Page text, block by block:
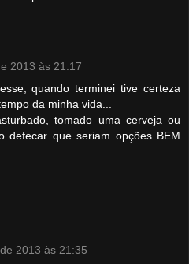
2013 às 21:17
quando terminei tive certeza
da minha vida...
tomado uma cerveja ou
defecar que seriam opções BEM
2013 às 21:35